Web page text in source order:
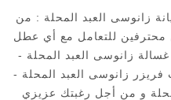
زانوسى العبد المحلة : من
محترفين للتعامل مع أي عطل
زانوسى العبد المحلة -
فريزر زانوسى العبد المحلة -
و من أجل رغبتك عزيزي